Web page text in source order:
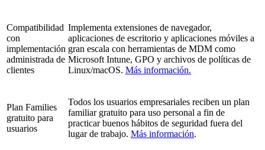
Compatibilidad
con
implementación
administrada de
clientes
Implementa extensiones de navegador,
aplicaciones de escritorio y aplicaciones móviles a
gran escala con herramientas de MDM como
Microsoft Intune, GPO y archivos de políticas de
Linux/macOS. Más información.
Plan Families
gratuito para
usuarios
Todos los usuarios empresariales reciben un plan
familiar gratuito para uso personal a fin de
practicar buenos hábitos de seguridad fuera del
lugar de trabajo. Más información.